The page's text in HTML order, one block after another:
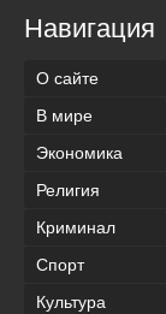
Навигация
О сайте
В мире
Экономика
Религия
Криминал
Спорт
Культура